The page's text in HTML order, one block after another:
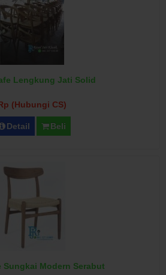
Lengkung Jati Solid
(Hubungi CS)
Detail Beli
Sungkai Modern Serabut